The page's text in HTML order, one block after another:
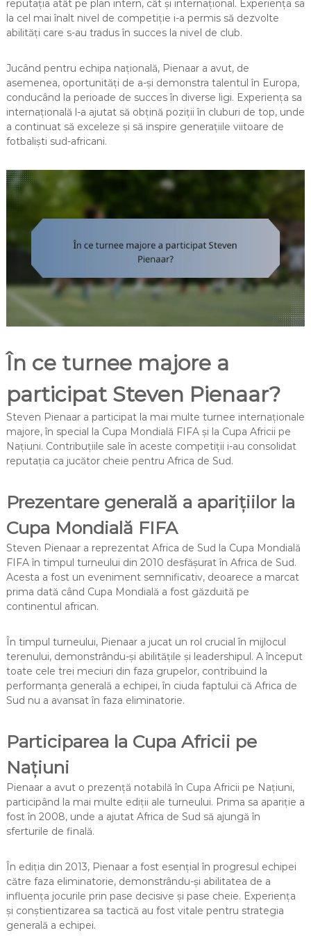
reputația atât pe plan intern, cât și internațional. Experiența sa
la cel mai înalt nivel de competiție i-a permis să dezvolte
abilități care s-au tradus în succes la nivel de club.
Jucând pentru echipa națională, Pienaar a avut, de
asemenea, oportunități de a-și demonstra talentul în Europa,
conducând la perioade de succes în diverse ligi. Experiența sa
internațională l-a ajutat să obțină poziții în cluburi de top, unde
a continuat să exceleze și să inspire generațiile viitoare de
fotbaliști sud-africani.
În ce turnee majore a
participat Steven Pienaar?
Steven Pienaar a participat la mai multe turnee internaționale
majore, în special la Cupa Mondială FIFA și la Cupa Africii pe
Națiuni. Contribuțiile sale în aceste competiții i-au consolidat
reputația ca jucător cheie pentru Africa de Sud.
Prezentare generală a aparițiilor la
Cupa Mondială FIFA
Steven Pienaar a reprezentat Africa de Sud la Cupa Mondială
FIFA în timpul turneului din 2010 desfășurat în Africa de Sud.
Acesta a fost un eveniment semnificativ, deoarece a marcat
prima dată când Cupa Mondială a fost găzduită pe
continentul african.
În timpul turneului, Pienaar a jucat un rol crucial în mijlocul
terenului, demonstrându-și abilitățile și leadershipul. A început
toate cele trei meciuri din faza grupelor, contribuind la
performanța generală a echipei, în ciuda faptului că Africa de
Sud nu a avansat în faza eliminatorie.
Participarea la Cupa Africii pe
Națiuni
Pienaar a avut o prezență notabilă în Cupa Africii pe Națiuni,
participând la mai multe ediții ale turneului. Prima sa apariție a
fost în 2008, unde a ajutat Africa de Sud să ajungă în
sferturile de finală.
În ediția din 2013, Pienaar a fost esențial în progresul echipei
către faza eliminatorie, demonstrându-și abilitatea de a
influența jocurile prin pase decisive și pase cheie. Experiența
și conștientizarea sa tactică au fost vitale pentru strategia
generală a echipei.